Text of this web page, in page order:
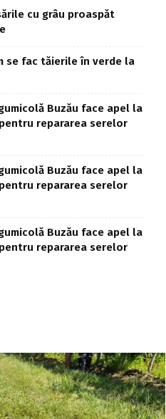
cu grâu proaspăt
se fac tăierile în verde la
Buzău face apel la
repararea serelor
Buzău face apel la
repararea serelor
Buzău face apel la
repararea serelor